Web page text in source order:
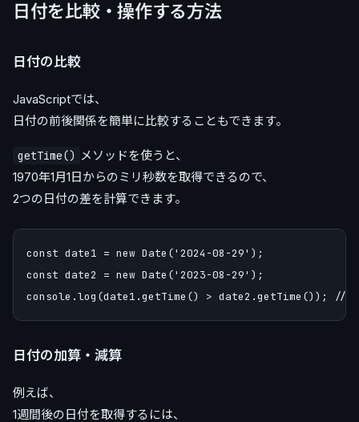
日付を比較・操作する方法
日付の比較
JavaScriptでは、
日付の前後関係を簡単に比較することもできます。
getTime() メソッドを使うと、
1970年1月1日からのミリ秒数を取得できるので、
2つの日付の差を計算できます。
const date1 = new Date('2024-08-29');
const date2 = new Date('2023-08-29');
日付の加算・減算
例えば、
1週間後の日付を取得するには、